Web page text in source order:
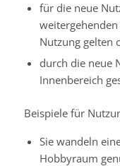
für die neue
Nutzung gelten
durch die neue
Innenbereich
Beispiele für
Sie wandeln
Hobbyraum